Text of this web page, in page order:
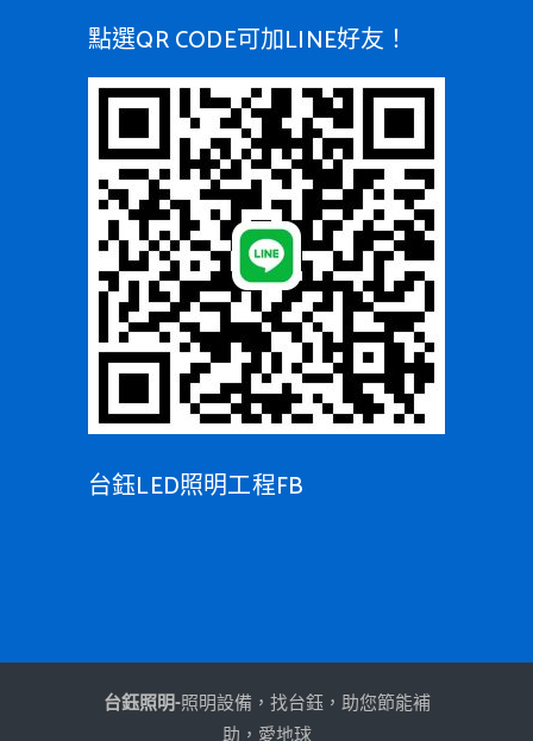
點選QR CODE可加LINE好友！
台鈺LED照明工程FB
台鈺照明-照明設備，找台鈺，助您節能補